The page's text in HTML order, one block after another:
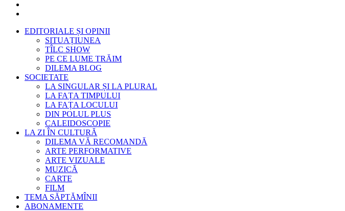
EDITORIALE ȘI OPINII
SITUAȚIUNEA
TÎLC SHOW
PE CE LUME TRĂIM
DILEMA BLOG
SOCIETATE
LA SINGULAR ȘI LA PLURAL
LA FAȚA TIMPULUI
LA FAȚA LOCULUI
DIN POLUL PLUS
CALEIDOSCOPIE
LA ZI ÎN CULTURĂ
DILEMA VĂ RECOMANDĂ
ARTE PERFORMATIVE
ARTE VIZUALE
MUZICĂ
CARTE
FILM
TEMA SĂPTĂMÎNII
ABONAMENTE